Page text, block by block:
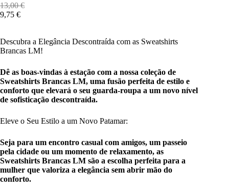
13,00€
9,75 €
Descubra a Elegância Descontraída com as Sweatshirts
Brancas LM!
Dê as boas-vindas à estação com a nossa coleção de
Sweatshirts Brancas LM, uma fusão perfeita de estilo e
conforto que elevará o seu guarda-roupa a um novo nível
de sofisticação descontraída.
Eleve o Seu Estilo a um Novo Patamar:
Seja para um encontro casual com amigos, um passeio
pela cidade ou um momento de relaxamento, as
Sweatshirts Brancas LM são a escolha perfeita para a
mulher que valoriza a elegância sem abrir mão do
conforto.